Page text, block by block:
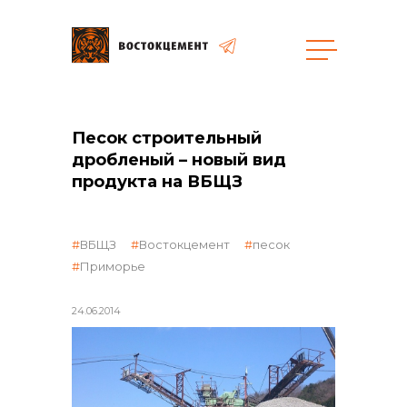
общая информация
объявленные закупки
реализация неликвидов
Песок строительный
дробленый – новый вид
продукта на ВБЩЗ
24.06.2014
ВБЩЗ Востокцемент
песок
Приморье